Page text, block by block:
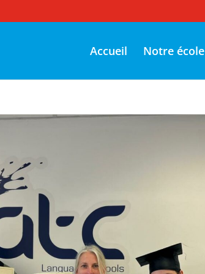
Accueil Notre école